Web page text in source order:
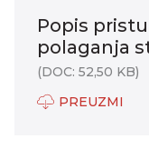
Popis
polaganja
(DOC: 52,50 KB)
PREUZMI